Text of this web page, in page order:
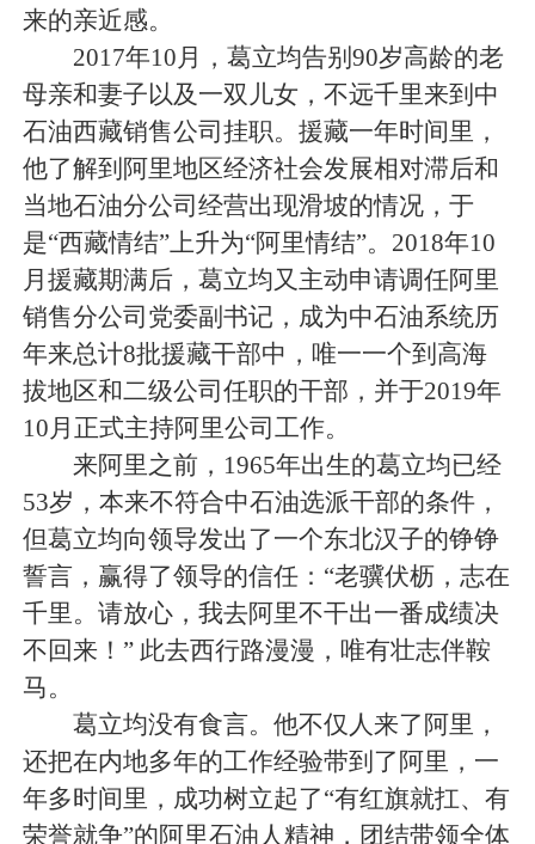
来的亲近感。
2017年10月，葛立均告别90岁高龄的老
母亲和妻子以及一双儿女，不远千里来到中
石油西藏销售公司挂职。援藏一年时间里，
他了解到阿里地区经济社会发展相对滞后和
当地石油分公司经营出现滑坡的情况，于
是“西藏情结”上升为“阿里情结”。2018年10
月援藏期满后，葛立均又主动申请调任阿里
销售分公司党委副书记，成为中石油系统历
年来总计8批援藏干部中，唯一一个到高海
拔地区和二级公司任职的干部，并于2019年
10月正式主持阿里公司工作。
来阿里之前，1965年出生的葛立均已经
53岁，本来不符合中石油选派干部的条件，
但葛立均向领导发出了一个东北汉子的铮铮
誓言，赢得了领导的信任：“老骥伏枥，志在
千里。请放心，我去阿里不干出一番成绩决
不回来！” 此去西行路漫漫，唯有壮志伴鞍
马。
葛立均没有食言。他不仅人来了阿里，
还把在内地多年的工作经验带到了阿里，一
年多时间里，成功树立起了“有红旗就扛、有
荣誉就争”的阿里石油人精神，团结带领全体